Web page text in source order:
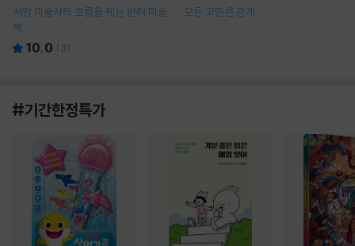
서양 미술사의 흐름을 꿰는 반려 미술
책
10.0 ( 3)
모든 고민은 관계
#기간한정특가